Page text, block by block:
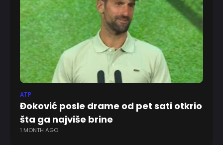
ATP
Đoković posle drame od pet sati otkrio
šta ga najviše brine
1 MONTH AGO